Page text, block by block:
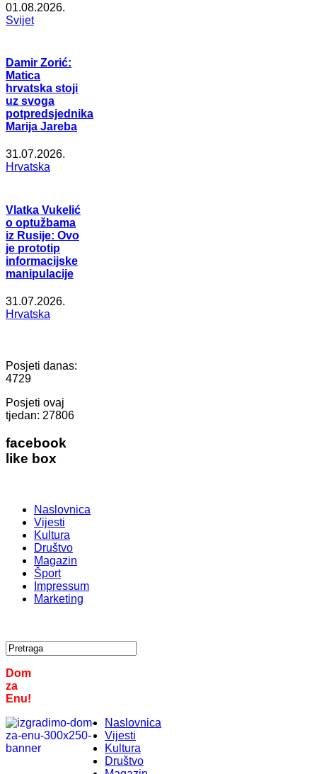
01.08.2026.
Svijet
Damir Zorić:
Matica
hrvatska stoji
uz svoga
potpredsjednika
Marija Jareba
31.07.2026.
Hrvatska
Vlatka Vukelić
o optužbama
iz Rusije: Ovo
je prototip
informacijske
manipulacije
31.07.2026.
Hrvatska
Posjeti danas:
4729
Posjeti ovaj
tjedan: 27806
facebook
like box
Naslovnica
Vijesti
Kultura
Društvo
Magazin
Šport
Impressum
Marketing
Dom
za
Enu!
Naslovnica
Vijesti
Kultura
Društvo